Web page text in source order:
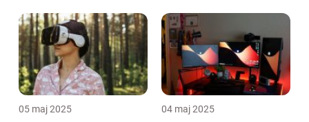
05 maj 2025 04 maj 2025